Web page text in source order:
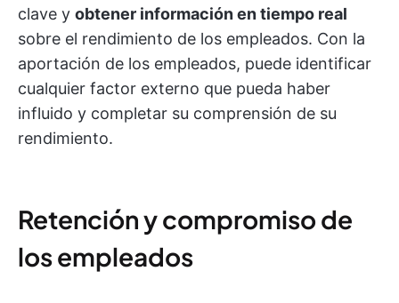
clave y obtener información en tiempo real
sobre el rendimiento de los empleados. Con la
aportación de los empleados, puede identificar
cualquier factor externo que pueda haber
influido y completar su comprensión de su
rendimiento.
Retención y compromiso de
los empleados